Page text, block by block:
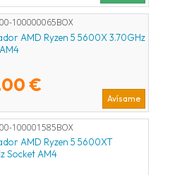
100000065BOX
AMD Ryzen 5 5600X 3.70GHz
€
Avísame
100001585BOX
AMD Ryzen 5 5600XT
Socket AM4